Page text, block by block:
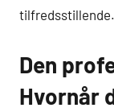
tilfredsstillende.
Den
Hvornår